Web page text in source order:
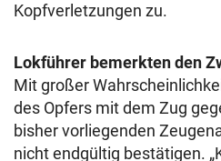
Kopfverletzungen zu.
Lokführer bemerkten den
Mit großer
des Opfers mit dem Zug
bisher vorliegenden
nicht endgültig bestätigen.